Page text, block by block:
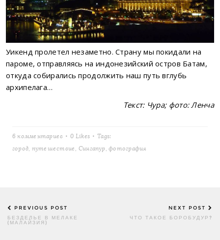
Уикенд пролетел незаметно. Страну мы покидали на
пароме, отправляясь на индонезийский остров Батам,
откуда собирались продолжить наш путь вглубь
архипелага…
Текст: Чура; фото: Ленча
6 комментариев 0 Likes
Tags:
город путешествие Сингапур ,фотография
Post
navigation
PREVIOUS POST
БЕЗДЕЛЬЕ В МЕЛАКЕ
(МАЛАЙЗИЯ)
NEXT POST
ЧТО ТАКОЕ БОРОБУДУР?